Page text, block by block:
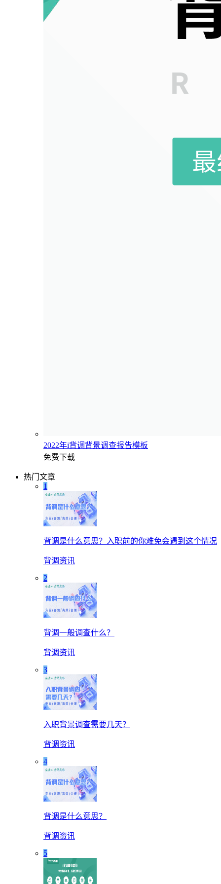
2022年i背调背景调查报告模板
免费下载
热门文章
1
背调是什么意思？入职前的你难免会遇到这个情况
背调资讯
2
背调一般调查什么？
背调资讯
3
入职背景调查需要几天？
背调资讯
4
背调是什么意思？
背调资讯
5